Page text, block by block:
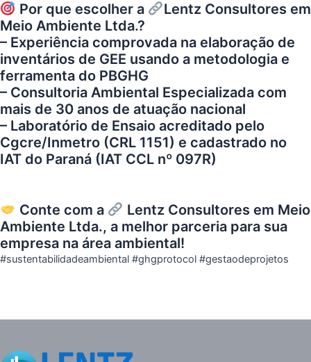
Por que escolher a
Lentz Consultores em
Meio Ambiente Ltda.?
– Experiência comprovada na elaboração de
inventários de GEE usando a metodologia e
ferramenta do PBGHG
– Consultoria Ambiental Especializada com
mais de 30 anos de atuação nacional
– Laboratório de Ensaio acreditado pelo
Cgcre/Inmetro (CRL 1151) e cadastrado no
IAT do Paraná (IAT CCL nº 097R)
Conte com a
Lentz Consultores em Meio
Ambiente Ltda., a melhor parceria para sua
empresa na área ambiental!
#sustentabilidadeambiental #ghgprotocol #gestaodeprojetos